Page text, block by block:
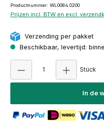
Productnummer: WL0084.0200
Prijzen incl. BTW en excl.
Verzending per pakket
Beschikbaar, levertijd:
Stück
In de